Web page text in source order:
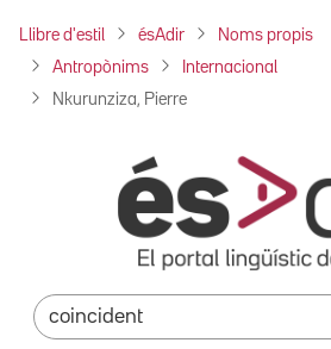
Llibre d'estil ésAdir Noms propis
Antropònims Internacional
Nkurunziza, Pierre